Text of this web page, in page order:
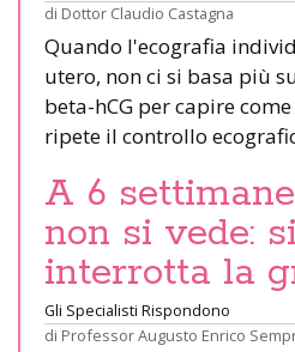
di Dottor Claudio Castagna
Quando l'ecografia
utero, non ci si basa più
beta-hCG per capire
ripete il controllo
A 6
non si vede:
interrotta la
Gli Specialisti Rispondono
di Professor Augusto Enrico